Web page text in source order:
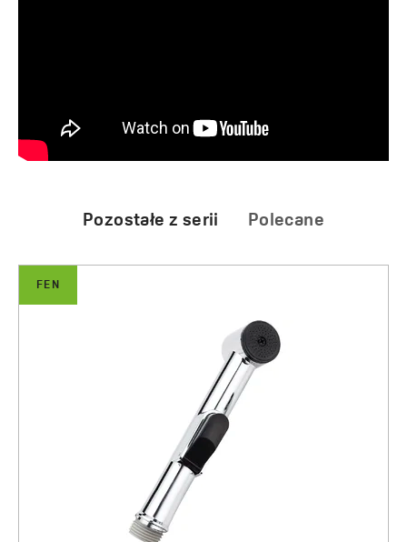
Pozostałe z serii Polecane
FEN
Fen - słuchawka natryskowa
19.00 zł
LARGO
Largo - bateria natryskowa podtynkowa
z przełącznikiem
628.00 zł